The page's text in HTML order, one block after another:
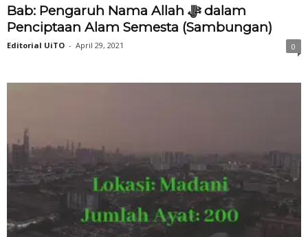
Bab: Pengaruh Nama Allah ‎ﷻ dalam
Penciptaan Alam Semesta (Sambungan)
Editorial UiTO - April 29, 2021 0